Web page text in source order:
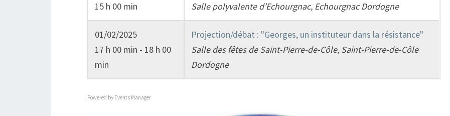
15 h 00 min
Salle polyvalente d’Echourgnac, Echourgnac Dordogne
01/02/2025
17 h 00 min - 18 h 00
min
Projection/débat : "Georges, un instituteur dans la résistance"
Salle des fêtes de Saint-Pierre-de-Côle, Saint-Pierre-de-Côle
Dordogne
Powered by Events Manager